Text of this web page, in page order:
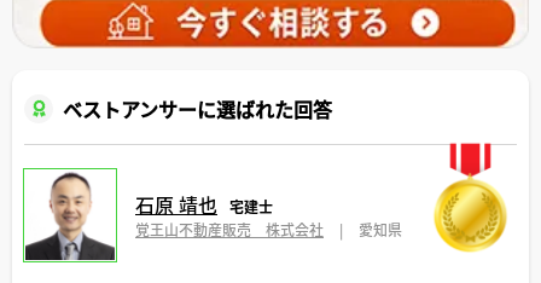
ベストアンサーに選ばれた回答
石原 靖也
宅建士
覚王山不動産販売 株式会社
| 愛知県